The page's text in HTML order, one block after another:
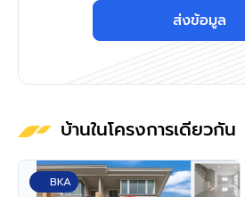
ส่งข้อมูล
บ้านในโครงการเดียวกัน
BKA